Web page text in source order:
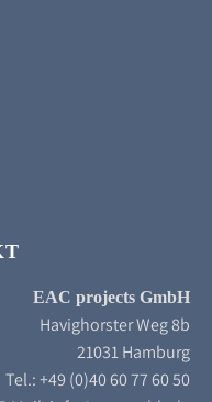
EAC projects GmbH
Havighorster Weg 8b
21031 Hamburg
Tel.: +49 (0)40 60 77 60 50